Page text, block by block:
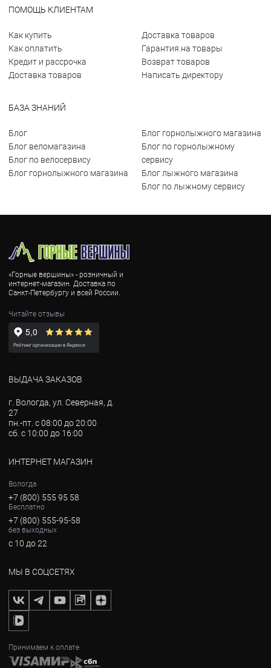
ПОМОЩЬ КЛИЕНТАМ
Как купить
Как оплатить
Кредит и рассрочка
Доставка товаров
Доставка товаров
Гарантия на товары
Возврат товаров
Написать директору
БАЗА ЗНАНИЙ
Блог
Блог веломагазина
Блог по велосервису
Блог горнолыжного магазина
Блог горнолыжного магазина
Блог по горнолыжному
сервису
Блог лыжного магазина
Блог по лыжному сервису
«Горные вершины» - розничный и
интернет-магазин. Доставка по
Санкт-Петербургу и всей России.
Читайте отзывы
ВЫДАЧА ЗАКАЗОВ
г. Вологда, ул. Северная, д.
27
пн.-пт. с 08:00 до 20:00
сб. с 10:00 до 16:00
ИНТЕРНЕТ МАГАЗИН
Вологда
+7 (800) 555 95 58
Бесплатно
+7 (800) 555-95-58
без выходных
с 10 до 22
МЫ В СОЦСЕТЯХ
Принимаем к оплате